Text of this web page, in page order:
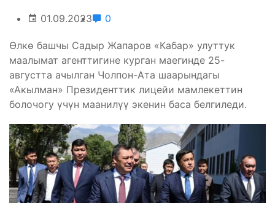
01.09.2023 0
Өлкө башчы Садыр Жапаров «Кабар» улуттук
маалымат агенттигине курган маегинде 25-
августта ачылган Чолпон-Ата шаарындагы
«Акылман» Президенттик лицейи мамлекеттин
болочогу үчүн маанилүү экенин баса белгиледи.